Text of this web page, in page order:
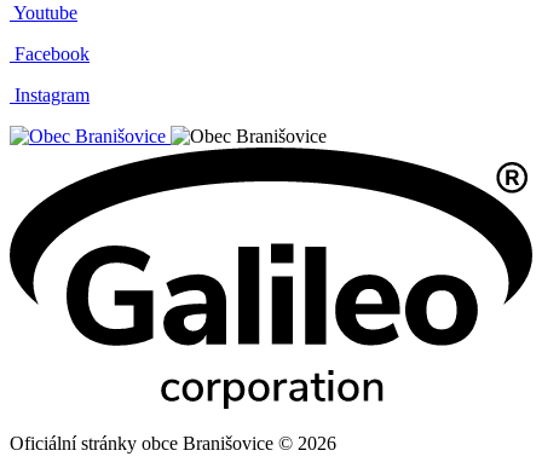
Youtube
Facebook
Instagram
Oficiální stránky obce Branišovice © 2026